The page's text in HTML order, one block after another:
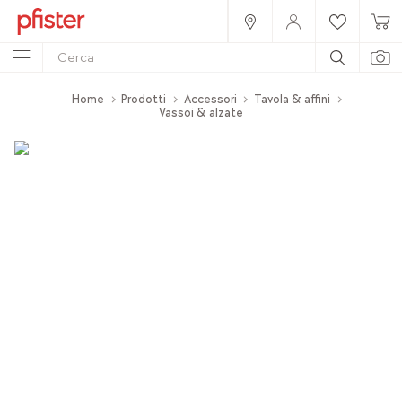
Home Prodotti Accessori
Tavola & affini
Vassoi & alzate